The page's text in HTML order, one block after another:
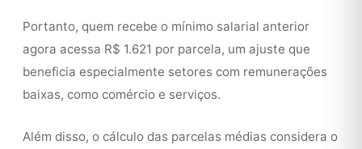
Portanto, quem recebe o mínimo salarial anterior
agora acessa R$ 1.621 por parcela, um ajuste que
beneficia especialmente setores com remunerações
baixas, como comércio e serviços.
Além disso, o cálculo das parcelas médias considera o